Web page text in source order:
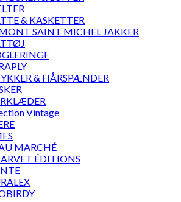
& KASKETTER
SAINT MICHEL JAKKER
& HÅRSPÆNDER
Vintage
MARCHÉ
ÉDITIONS